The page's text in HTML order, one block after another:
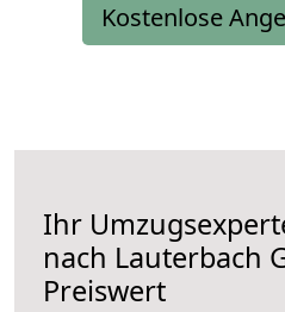
Kostenlose
Ihr
nach Lauterbach
Preiswert